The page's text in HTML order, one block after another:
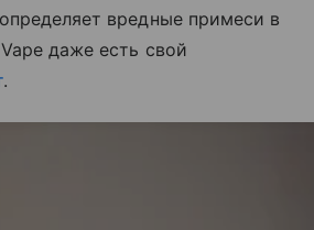
вредные примеси в
даже есть свой
.